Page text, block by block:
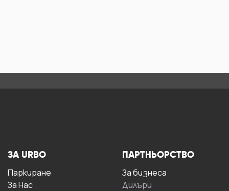
ЗА URBO
Паркиране
За Hас
ПАРТНЬОРСТВО
За бизнесa
Дилъри